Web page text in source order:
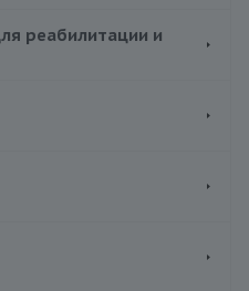
реабилитации и